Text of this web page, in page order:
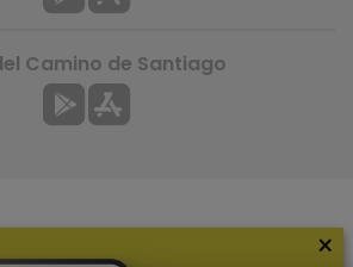
Camino de Santiago
×